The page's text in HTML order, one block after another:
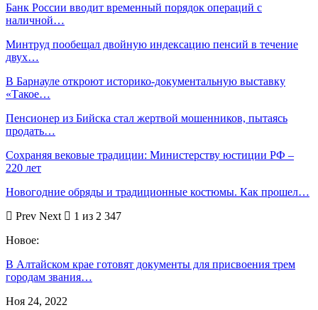
Банк России вводит временный порядок операций с
наличной…
Минтруд пообещал двойную индексацию пенсий в течение
двух…
В Барнауле откроют историко-документальную выставку
«Такое…
Пенсионер из Бийска стал жертвой мошенников, пытаясь
продать…
Сохраняя вековые традиции: Министерству юстиции РФ –
220 лет
Новогодние обряды и традиционные костюмы. Как прошел…
Prev Next
1 из 2 347
Новое:
В Алтайском крае готовят документы для присвоения трем
городам звания…
Ноя 24, 2022